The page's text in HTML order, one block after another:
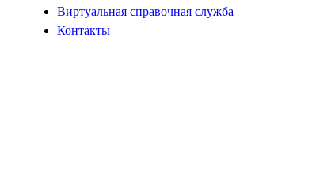
Виртуальная справочная служба
Контакты